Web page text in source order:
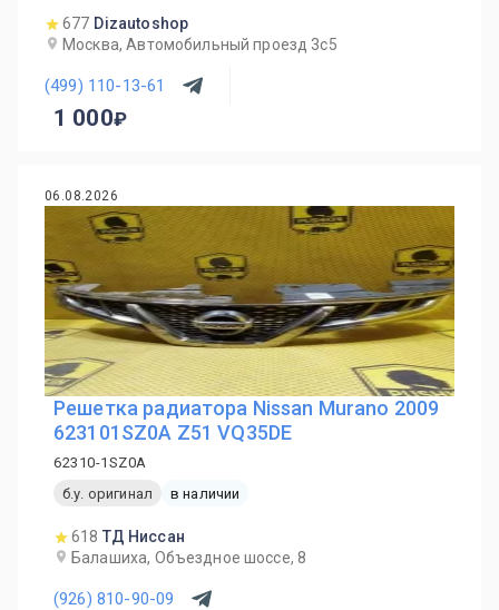
677 Dizautoshop
Москва, Автомобильный проезд 3с5
(499) 110-13-61
1 000
06.08.2026
Решетка радиатора Nissan Murano 2009
623101SZ0A Z51 VQ35DE
62310-1SZ0A
б.у. оригинал
в наличии
618 ТД Ниссан
Балашиха, Объездное шоссе, 8
(926) 810-90-09